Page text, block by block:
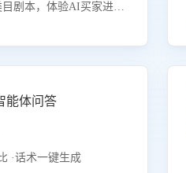
剧本，体验AI买家进线
能体问答
·话术一键生成